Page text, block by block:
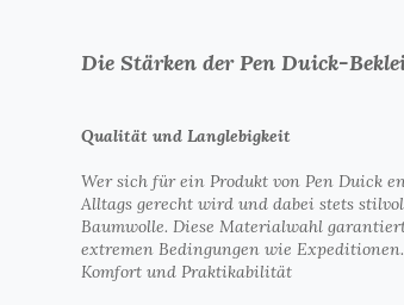
Die Stärken der Pen Duick-
Qualität und Langlebigkeit
Wer sich für ein Produkt von Pen Duick
Alltags gerecht wird und dabei stets
Baumwolle. Diese Materialwahl
extremen Bedingungen wie
Komfort und Praktikabilität